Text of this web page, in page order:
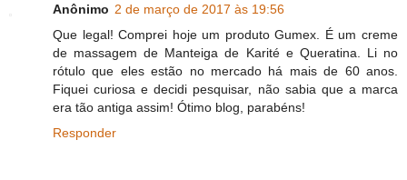
Anônimo 2 de março de 2017 às 19:56
Que legal! Comprei hoje um produto Gumex. É um creme
de massagem de Manteiga de Karité e Queratina. Li no
rótulo que eles estão no mercado há mais de 60 anos.
Fiquei curiosa e decidi pesquisar, não sabia que a marca
era tão antiga assim! Ótimo blog, parabéns!
Responder